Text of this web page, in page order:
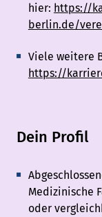
hier: https://
berlin.de/
Viele weitere
https://
Dein Profil
Medizinische
oder